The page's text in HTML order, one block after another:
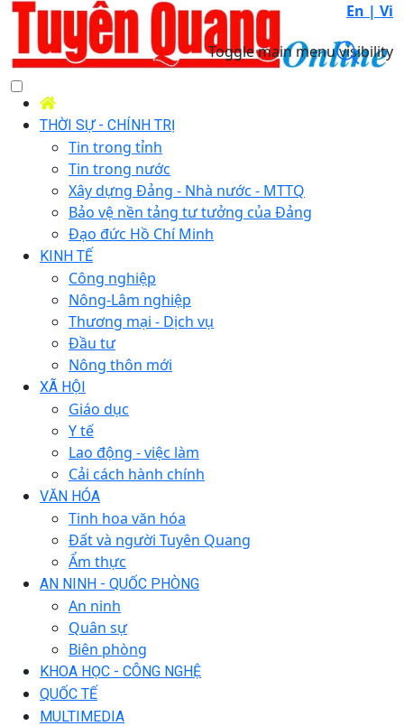
En | Vi
Toggle main menu visibility
THỜI SỰ - CHÍNH TRỊ
Tin trong tỉnh
Tin trong nước
Xây dựng Đảng - Nhà nước - MTTQ
Bảo vệ nền tảng tư tưởng của Đảng
Đạo đức Hồ Chí Minh
KINH TẾ
Công nghiệp
Nông-Lâm nghiệp
Thương mại - Dịch vụ
Đầu tư
Nông thôn mới
XÃ HỘI
Giáo dục
Y tế
Lao động - việc làm
Cải cách hành chính
VĂN HÓA
Tinh hoa văn hóa
Đất và người Tuyên Quang
Ẩm thực
AN NINH - QUỐC PHÒNG
An ninh
Quân sự
Biên phòng
KHOA HỌC - CÔNG NGHỆ
QUỐC TẾ
MULTIMEDIA